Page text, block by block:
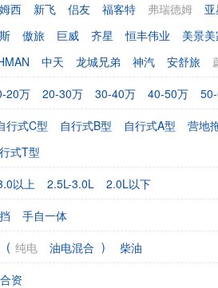
西 新飞 侣友 福客特 弗瑞德姆
傲旅 巨威 齐星 恒丰伟业
美景
中天 龙城兄弟 神汽 安舒旅
20万 20-30万 30-40万 40-50万
行式C型 自行式B型 自行式A型
营地
式T型
以上 2.5L-3.0L 2.0L以下
手自一体
( 纯电 油电混合 ) 柴油
合资